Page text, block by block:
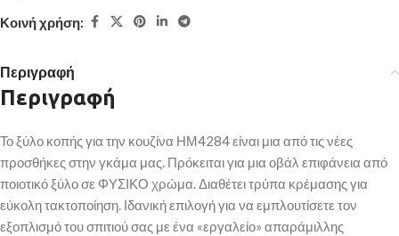
Κοινή χρήση:
Περιγραφή
Περιγραφή
Το ξύλο κοπής για την κουζίνα ΗΜ4284 είναι μια από τις νέες
προσθήκες στην γκάμα μας. Πρόκειται για μια οβάλ επιφάνεια από
ποιοτικό ξύλο σε ΦΥΣΙΚΟ χρώμα. Διαθέτει τρύπα κρέμασης για
εύκολη τακτοποίηση. Ιδανική επιλογή για να εμπλουτίσετε τον
εξοπλισμό του σπιτιού σας με ένα «εργαλείο» απαράμιλλης